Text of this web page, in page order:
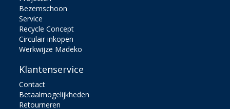
Bezemschoon
Service
Recycle Concept
Circulair inkopen
Werkwijze Madeko
Klantenservice
Contact
Betaalmogelijkheden
Retourneren